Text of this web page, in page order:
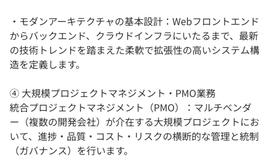
・モダンアーキテクチャの基本設計：Webフロントエンド
からバックエンド、クラウドインフラにいたるまで、最新
の技術トレンドを踏まえた柔軟で拡張性の高いシステム構
造を定義します。
④ 大規模プロジェクトマネジメント・PMO業務
統合プロジェクトマネジメント（PMO）：マルチベンダ
ー（複数の開発会社）が介在する大規模プロジェクトにお
いて、進捗・品質・コスト・リスクの横断的な管理と統制
（ガバナンス）を行います。